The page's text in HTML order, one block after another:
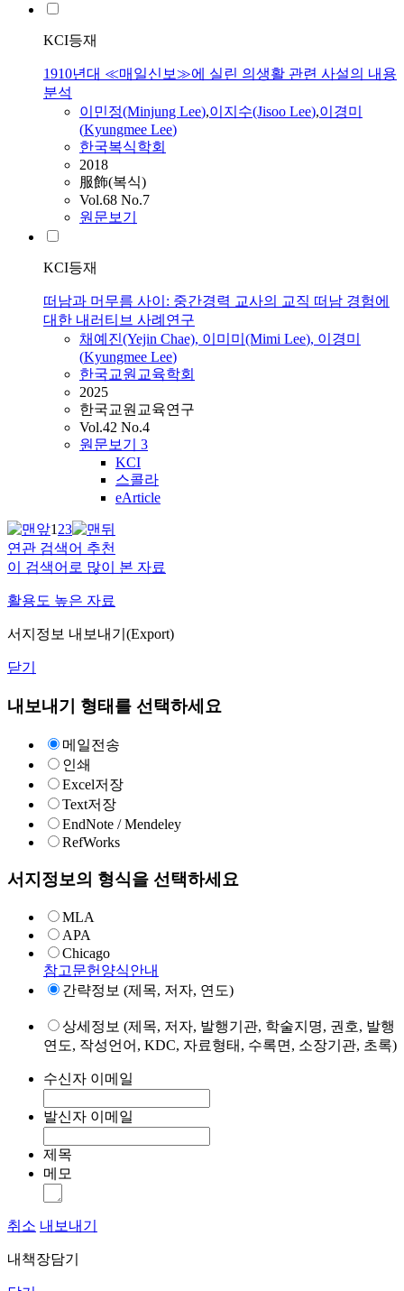
KCI등재
1910년대 ≪매일신보≫에 실린 의생활 관련 사설의 내용
분석
이민정(Minjung Lee),이지수(Jisoo Lee),이경미
(Kyungmee Lee)
한국복식학회
2018
服飾(복식)
Vol.68 No.7
원문보기
KCI등재
떠남과 머무름 사이: 중간경력 교사의 교직 떠남 경험에
대한 내러티브 사례연구
채예진(Yejin Chae), 이미미(Mimi Lee), 이경미
(Kyungmee Lee)
한국교원교육학회
2025
한국교원교육연구
Vol.42 No.4
원문보기 3
KCI
스콜라
eArticle
123
연관 검색어 추천
이 검색어로 많이 본 자료
활용도 높은 자료
서지정보 내보내기(Export)
닫기
내보내기 형태를 선택하세요
메일전송
인쇄
Excel저장
Text저장
EndNote / Mendeley
RefWorks
서지정보의 형식을 선택하세요
MLA
APA
Chicago
참고문헌양식안내
간략정보 (제목, 저자, 연도)
상세정보 (제목, 저자, 발행기관, 학술지명, 권호, 발행
연도, 작성언어, KDC, 자료형태, 수록면, 소장기관, 초록)
수신자 이메일
발신자 이메일
제목
메모
취소 내보내기
내책장담기